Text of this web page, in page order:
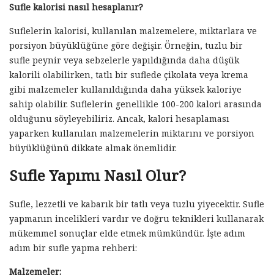
Sufle kalorisi nasıl hesaplanır?
Suflelerin kalorisi, kullanılan malzemelere, miktarlara ve
porsiyon büyüklüğüne göre değişir. Örneğin, tuzlu bir
sufle peynir veya sebzelerle yapıldığında daha düşük
kalorili olabilirken, tatlı bir suflede çikolata veya krema
gibi malzemeler kullanıldığında daha yüksek kaloriye
sahip olabilir. Suflelerin genellikle 100-200 kalori arasında
olduğunu söyleyebiliriz. Ancak, kalori hesaplaması
yaparken kullanılan malzemelerin miktarını ve porsiyon
büyüklüğünü dikkate almak önemlidir.
Sufle Yapımı Nasıl Olur?
Sufle, lezzetli ve kabarık bir tatlı veya tuzlu yiyecektir. Sufle
yapmanın incelikleri vardır ve doğru teknikleri kullanarak
mükemmel sonuçlar elde etmek mümkündür. İşte adım
adım bir sufle yapma rehberi:
Malzemeler: